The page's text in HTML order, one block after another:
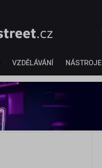
VZDĚLÁVÁNÍ NÁSTROJE